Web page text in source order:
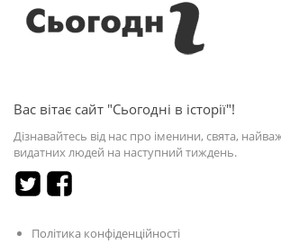
Вас вітає сайт "Сьогодні в історії"!
Дізнавайтесь від нас про іменини, свята,
видатних людей на наступний тиждень.
Політика конфіденційності